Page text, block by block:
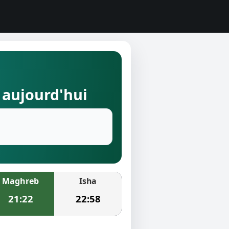
aujourd'hui
Maghreb
21:22
Isha
22:58